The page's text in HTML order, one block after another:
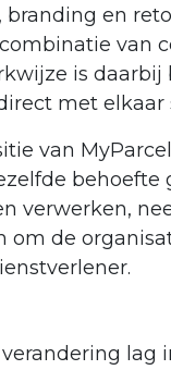
en
van
is
met elkaar
van
verwerken,
om de
lag